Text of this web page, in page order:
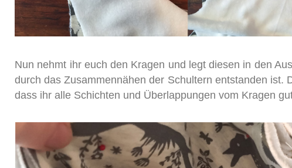
Nun nehmt ihr euch den Kragen und legt diesen in den
durch das Zusammennähen der Schultern entstanden
dass ihr alle Schichten und Überlappungen vom Kragen